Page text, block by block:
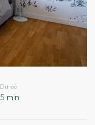
Durée
5 min